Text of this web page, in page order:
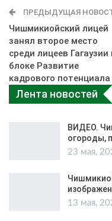
ПРЕДЫДУЩАЯ
Чишмикиойский лицей
занял второе место
среди лицеев Гагаузии
блоке Развитие
кадрового потенциала
Лента новостей
ВИДЕО.
огороды,
23 мая,
13 мая,